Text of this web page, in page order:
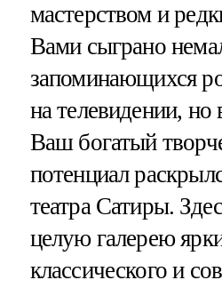
мастерством и
Вами сыграно
запоминающихся
на телевидении,
Ваш богатый
потенциал
театра Сатиры.
целую галерею
классического и